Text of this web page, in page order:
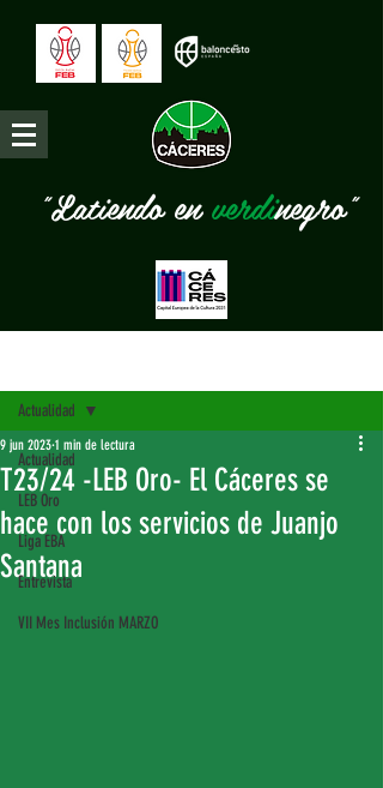
"Latiendo enverdinegro"
Actualidad
LEB Oro
Liga EBA
Entrevista
VII Mes Inclusión MARZO
Actualidad
T23/24 -LEB Oro- El Cáceres se
hace con los servicios de Juanjo
Santana
9 jun 2023 1 min de lectura